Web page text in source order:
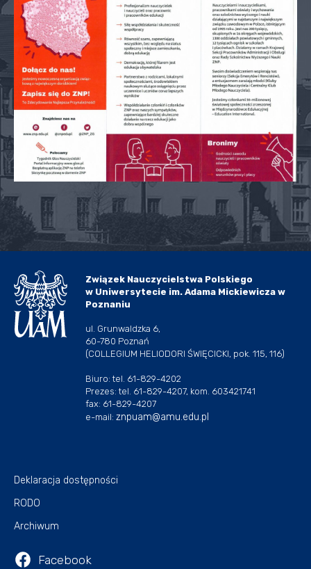
Związek Nauczycielstwa Polskiego
w Uniwersytecie im. Adama Mickiewicza w
Poznaniu
ul. Grunwaldzka 6,
60-780 Poznań
(COLLEGIUM HELIODORI ŚWIĘCICKI, pok. 115, 116)
Biuro: tel. 61-829-4202
Prezes: tel. 61-829-4207, kom. 603421741
fax: 61-829-4207
e-mail: znpuam@amu.edu.pl
Deklaracja dostępności
RODO
Archiwum
Facebook